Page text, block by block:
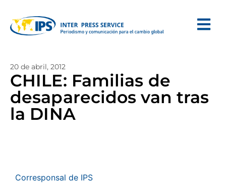
20 de abril, 2012
CHILE: Familias de
desaparecidos van tras
la DINA
Corresponsal de IPS